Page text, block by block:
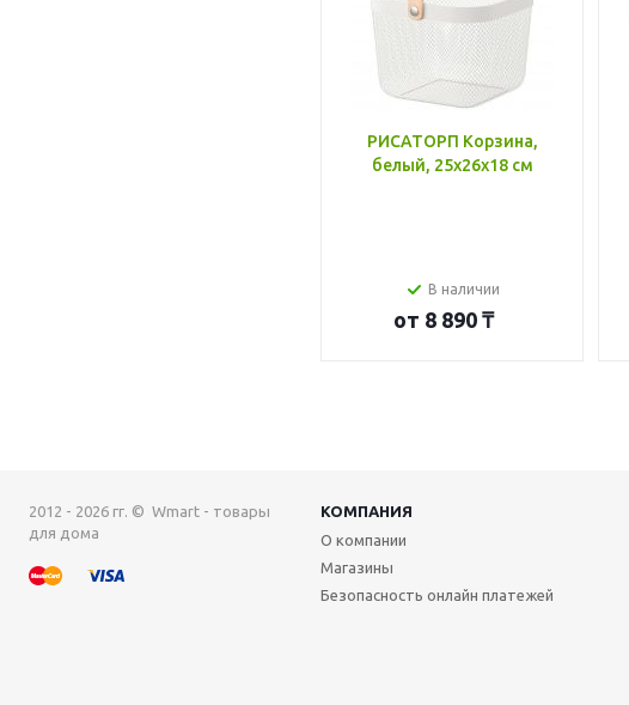
РИСАТОРП Корзина,
белый, 25x26x18 см
В наличии
от 8 890 ₸
2012 - 2026 гг. © Wmart - товары
для дома
КОМПАНИЯ
О компании
Магазины
Безопасность онлайн платежей